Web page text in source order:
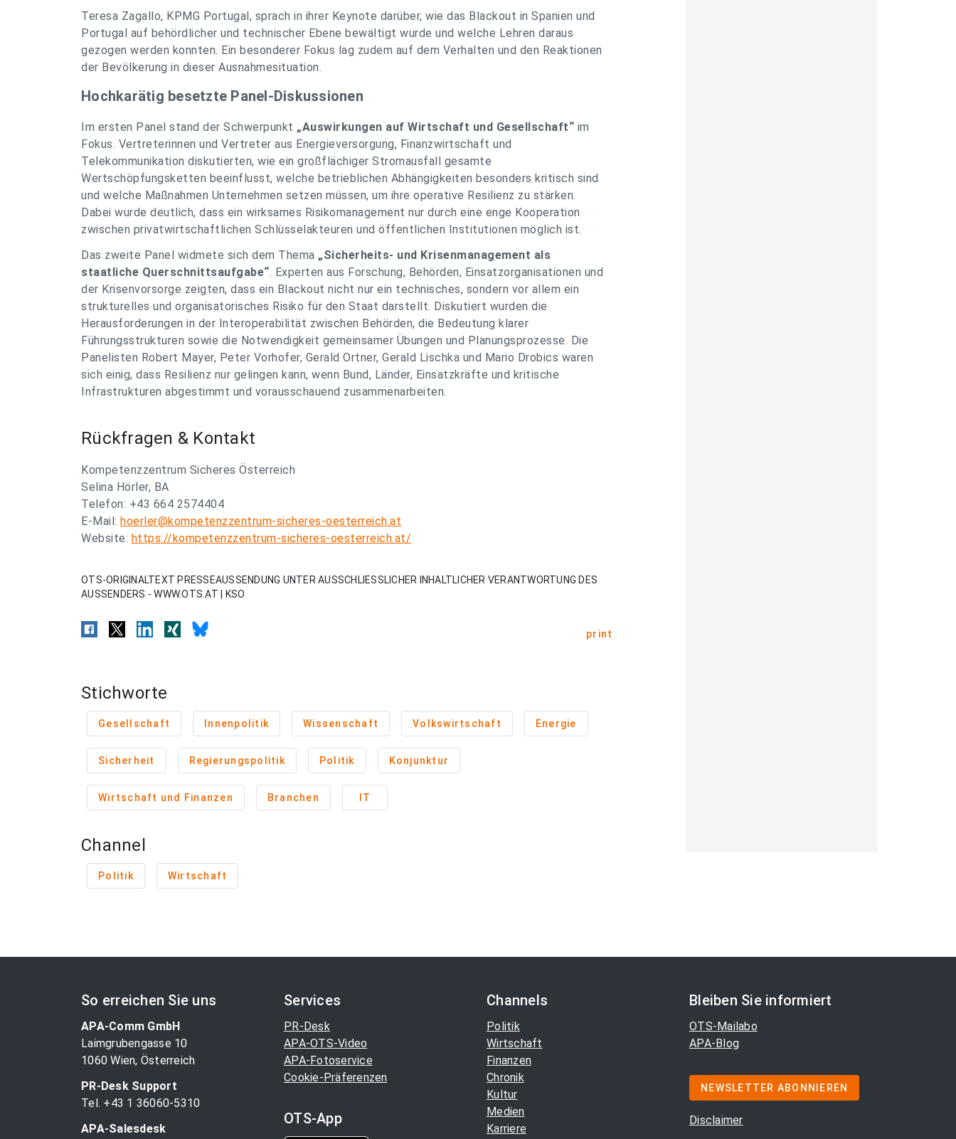
Teresa Zagallo, KPMG Portugal, sprach in ihrer Keynote darüber, wie das Blackout in Spanien und
Portugal auf behördlicher und technischer Ebene bewältigt wurde und welche Lehren daraus
gezogen werden konnten. Ein besonderer Fokus lag zudem auf dem Verhalten und den Reaktionen
der Bevölkerung in dieser Ausnahmesituation.
Hochkarätig besetzte Panel-Diskussionen
Im ersten Panel stand der Schwerpunkt „Auswirkungen auf Wirtschaft und Gesellschaft“ im
Fokus. Vertreterinnen und Vertreter aus Energieversorgung, Finanzwirtschaft und
Telekommunikation diskutierten, wie ein großflächiger Stromausfall gesamte
Wertschöpfungsketten beeinflusst, welche betrieblichen Abhängigkeiten besonders kritisch sind
und welche Maßnahmen Unternehmen setzen müssen, um ihre operative Resilienz zu stärken.
Dabei wurde deutlich, dass ein wirksames Risikomanagement nur durch eine enge Kooperation
zwischen privatwirtschaftlichen Schlüsselakteuren und öffentlichen Institutionen möglich ist.
Das zweite Panel widmete sich dem Thema „Sicherheits- und Krisenmanagement als
staatliche Querschnittsaufgabe“. Experten aus Forschung, Behörden, Einsatzorganisationen und
der Krisenvorsorge zeigten, dass ein Blackout nicht nur ein technisches, sondern vor allem ein
strukturelles und organisatorisches Risiko für den Staat darstellt. Diskutiert wurden die
Herausforderungen in der Interoperabilität zwischen Behörden, die Bedeutung klarer
Führungsstrukturen sowie die Notwendigkeit gemeinsamer Übungen und Planungsprozesse. Die
Panelisten Robert Mayer, Peter Vorhofer, Gerald Ortner, Gerald Lischka und Mario Drobics waren
sich einig, dass Resilienz nur gelingen kann, wenn Bund, Länder, Einsatzkräfte und kritische
Infrastrukturen abgestimmt und vorausschauend zusammenarbeiten.
Rückfragen & Kontakt
Kompetenzzentrum Sicheres Österreich
Selina Hörler, BA
Telefon: +43 664 2574404
E-Mail: hoerler@kompetenzzentrum-sicheres-oesterreich.at
Website: https://kompetenzzentrum-sicheres-oesterreich.at/
OTS-ORIGINALTEXT PRESSEAUSSENDUNG UNTER AUSSCHLIESSLICHER INHALTLICHER VERANTWORTUNG DES
AUSSENDERS - WWW.OTS.AT | KSO
print
Stichworte
Gesellschaft Innenpolitik Wissenschaft Volkswirtschaft Energie
Sicherheit Regierungspolitik Politik Konjunktur
Wirtschaft und Finanzen Branchen IT
Channel
Politik Wirtschaft
So erreichen Sie uns
APA-Comm GmbH
Laimgrubengasse 10
1060 Wien, Österreich
PR-Desk Support
Tel. +43 1 36060-5310
APA-Salesdesk
Services
PR-Desk
APA-OTS-Video
APA-Fotoservice
Cookie-Präferenzen
OTS-App
Channels
Politik
Wirtschaft
Finanzen
Chronik
Kultur
Medien
Karriere
Bleiben Sie informiert
OTS-Mailabo
APA-Blog
NEWSLETTER ABONNIEREN
Disclaimer